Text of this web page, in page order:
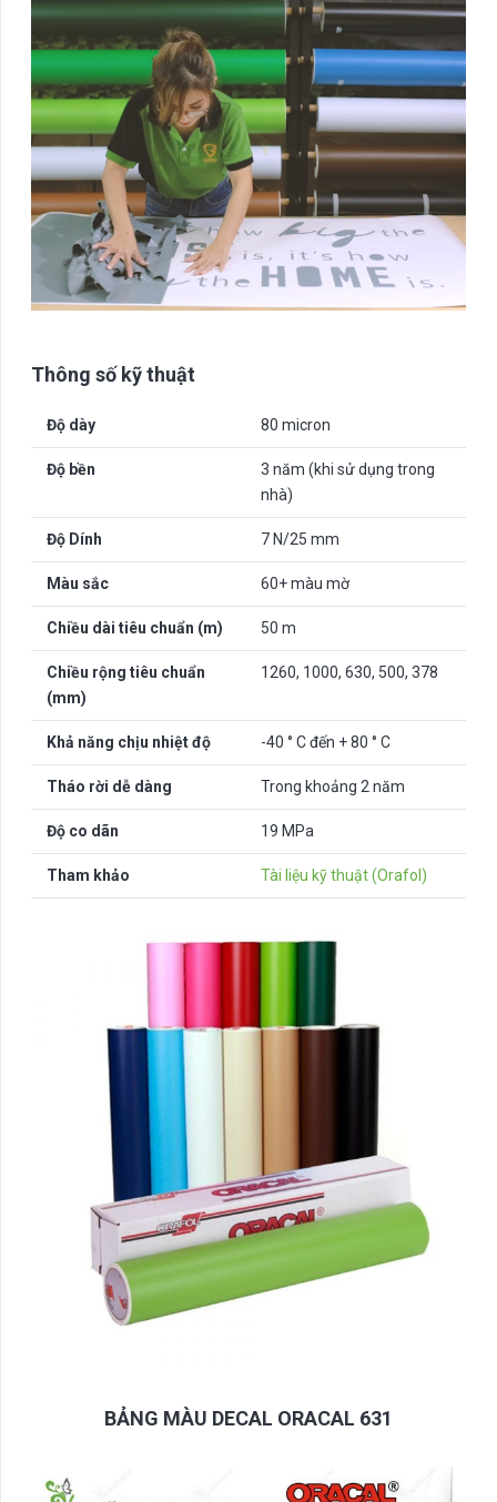
Thông số kỹ thuật
Độ dày 80 micron
Độ bền
3 năm (khi sử dụng trong
nhà)
Độ Dính 7 N/25 mm
Màu sắc 60+ màu mờ
Chiều dài tiêu chuẩn (m) 50 m
Chiều rộng tiêu chuẩn
(mm)
1260, 1000, 630, 500, 378
Khả năng chịu nhiệt độ -40 ° C đến + 80 ° C
Tháo rời dễ dàng Trong khoảng 2 năm
Độ co dãn 19 MPa
Tham khảo Tài liệu kỹ thuật (Orafol)
BẢNG MÀU DECAL ORACAL 631